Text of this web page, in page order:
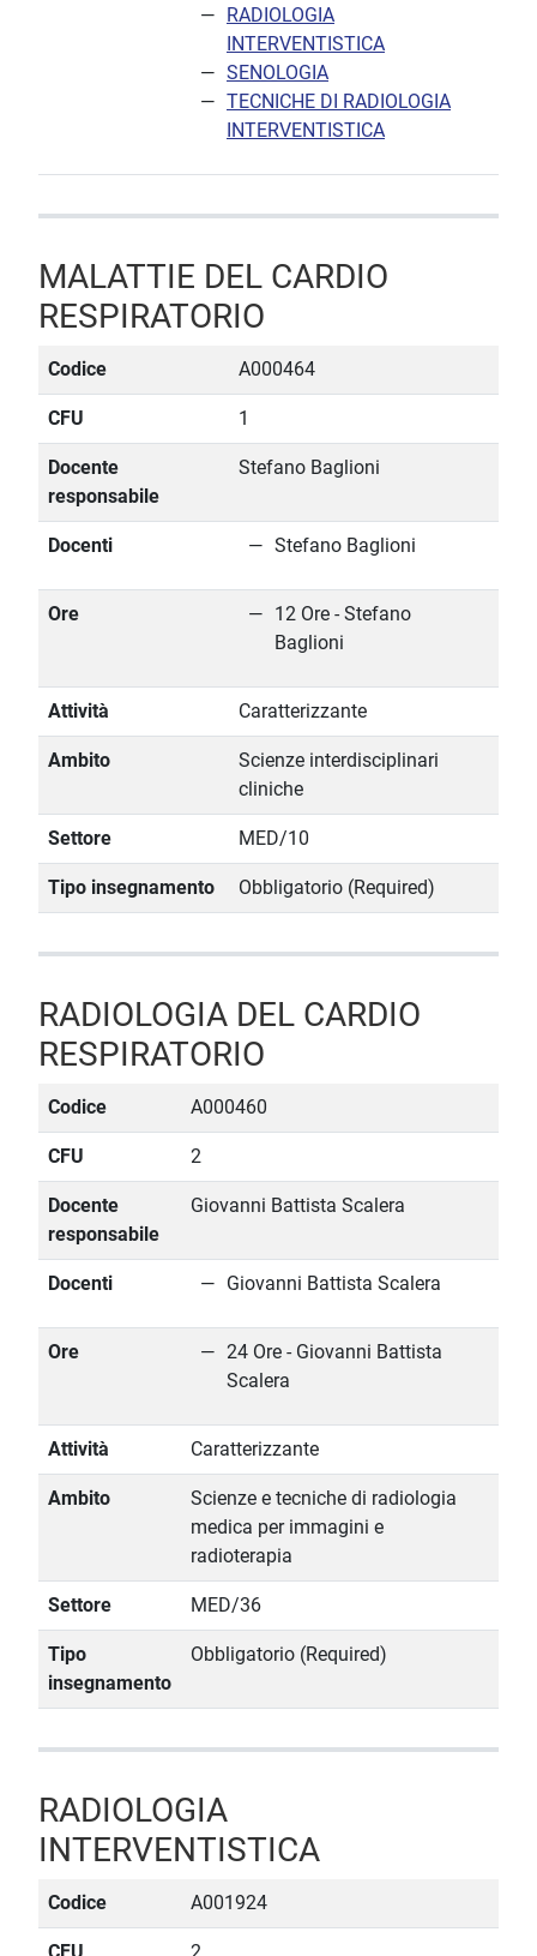
RADIOLOGIA
INTERVENTISTICA
SENOLOGIA
TECNICHE DI RADIOLOGIA
INTERVENTISTICA
MALATTIE DEL CARDIO
RESPIRATORIO
Codice A000464
CFU 1
Docente
responsabile
Stefano Baglioni
Docenti Stefano Baglioni
Ore
12 Ore - Stefano
Baglioni
Attività Caratterizzante
Ambito
Scienze interdisciplinari
cliniche
Settore MED/10
Tipo insegnamento Obbligatorio (Required)
RADIOLOGIA DEL CARDIO
RESPIRATORIO
Codice A000460
CFU 2
Docente
responsabile
Giovanni Battista Scalera
Docenti Giovanni Battista Scalera
Ore
24 Ore - Giovanni Battista
Scalera
Attività Caratterizzante
Ambito
Scienze e tecniche di radiologia
medica per immagini e
radioterapia
Settore MED/36
Tipo
insegnamento
Obbligatorio (Required)
RADIOLOGIA
INTERVENTISTICA
Codice A001924